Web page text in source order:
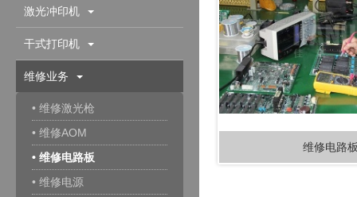
激光冲印机
干式打印机
维修业务
• 维修激光枪
• 维修AOM
• 维修电路板
• 维修电源
维修电路